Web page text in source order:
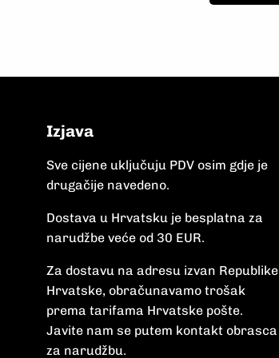
Izjava
Sve cijene uključuju PDV osim gdje je
drugačije navedeno.
Dostava u Hrvatsku je besplatna za
narudžbe veće od 30 EUR.
Za dostavu na adresu izvan Republike
Hrvatske, obračunavamo trošak
prema tarifama Hrvatske pošte.
Javite nam se putem kontakt obrasca
za narudžbu.